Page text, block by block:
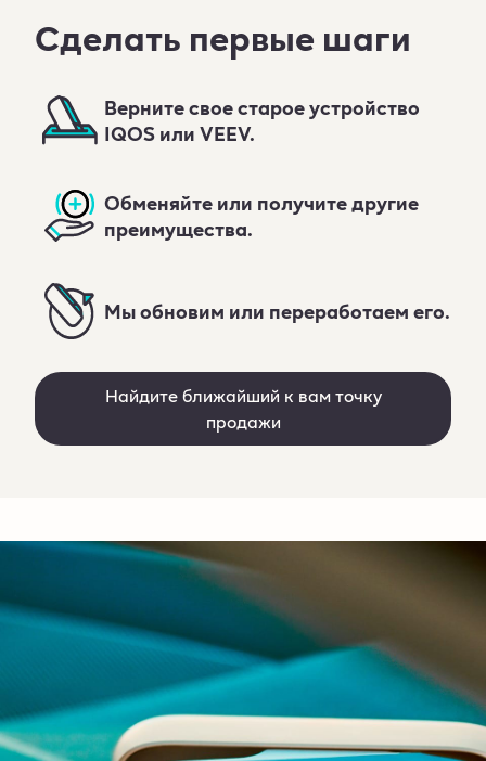
Сделать первые шаги
Верните свое старое устройство
IQOS или VEEV.
Обменяйте или получите другие
преимущества.
Мы обновим или переработаем его.
Найдите ближайший к вам точку
продажи